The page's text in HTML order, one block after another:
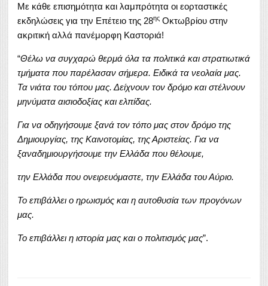
Με κάθε επισημότητα και λαμπρότητα οι εορταστικές
εκδηλώσεις για την Επέτειο της 28ης Οκτωβρίου στην
ακριτική αλλά πανέμορφη Καστοριά!
“Θέλω να συγχαρώ θερμά όλα τα πολιτικά και στρατιωτικά
τμήματα που παρέλασαν σήμερα. Ειδικά τα νεολαία μας.
Τα νιάτα του τόπου μας. Δείχνουν τον δρόμο και στέλνουν
μηνύματα αισιοδοξίας και ελπίδας.
Για να οδηγήσουμε ξανά τον τόπο μας στον δρόμο της
Δημιουργίας, της Καινοτομίας, της Αριστείας. Για να
ξαναδημιουργήσουμε την Ελλάδα που θέλουμε,
την Ελλάδα που ονειρευόμαστε, την Ελλάδα του Αύριο.
Το επιβάλλει ο ηρωισμός και η αυτοθυσία των προγόνων
μας.
Το επιβάλλει η ιστορία μας και ο πολιτισμός μας”.